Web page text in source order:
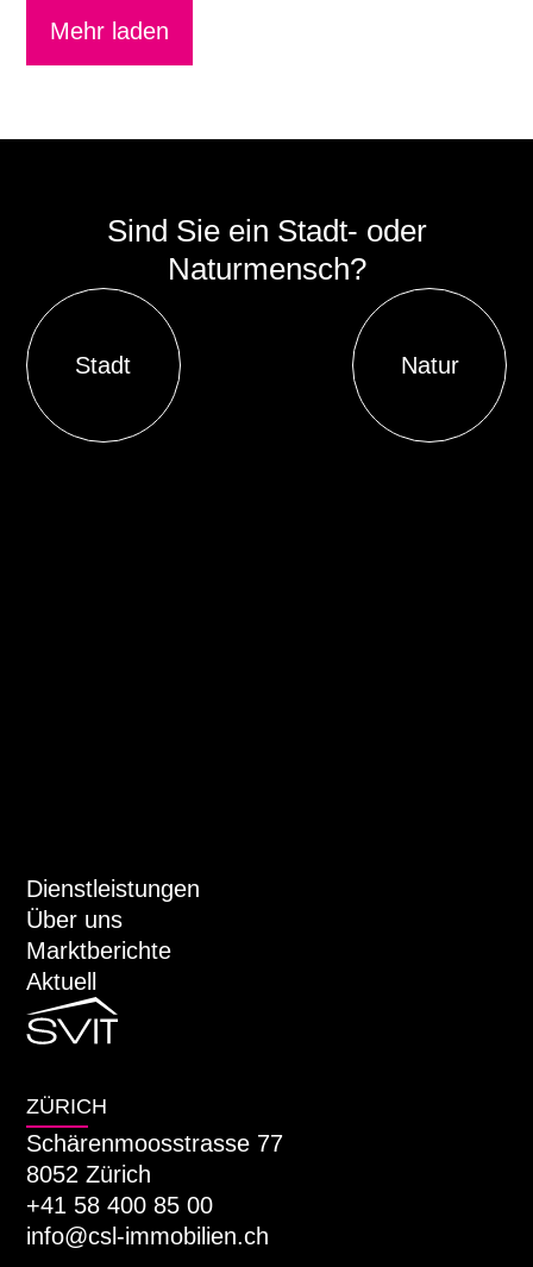
Mehr laden
Sind Sie ein Stadt- oder
Naturmensch?
Stadt Natur
Dienstleistungen
Über uns
Marktberichte
Aktuell
ZÜRICH
Schärenmoosstrasse 77
8052 Zürich
+41 58 400 85 00
info@csl-immobilien.ch